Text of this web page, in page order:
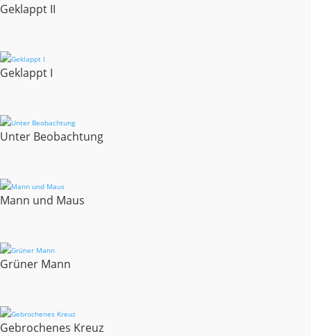
Geklappt II
Geklappt I
Unter Beobachtung
Mann und Maus
Grüner Mann
Gebrochenes Kreuz